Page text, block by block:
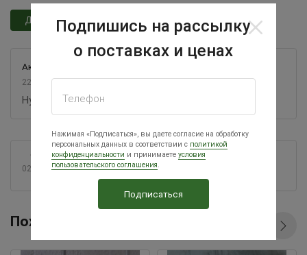
Добавить отзыв
Акмал
22.03.2025
Нужна поилка
02.03.2023
Похожие товары
Подпишись на рассылку
о поставках и ценах
Телефон
Нажимая «Подписаться», вы даете согласие на обработку
персональных данных в соответствии с политикой
конфиденциальности и принимаете условия
пользовательского соглашения.